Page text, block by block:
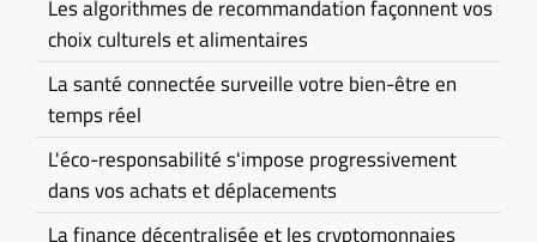
Les algorithmes de recommandation façonnent vos
choix culturels et alimentaires
La santé connectée surveille votre bien-être en
temps réel
L'éco-responsabilité s'impose progressivement
dans vos achats et déplacements
La finance décentralisée et les cryptomonnaies